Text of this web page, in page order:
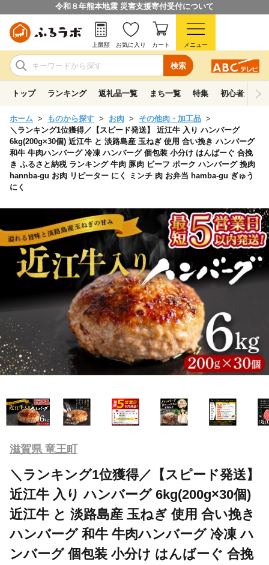
令和８年熊本地震 災害支援寄付受付について
検索
上限額 お気に入り カート メニュー
トップ ランキング 返礼品一覧 まち一覧 特集 初心者ガイド
ホーム ものから探す お肉
その他肉・加工品
＼ランキング1位獲得／【スピード発送】 近江牛 入り ハンバーグ
6kg(200g×30個) 近江牛 と 淡路島産 玉ねぎ 使用 合い挽き ハンバーグ
和牛 牛肉ハンバーグ 冷凍 ハンバーグ 個包装 小分け はんばーぐ 合挽
き ふるさと納税 ランキング 牛肉 豚肉 ビーフ ポーク ハンバーグ 挽肉
hannba-gu お肉 リピーター にく ミンチ 肉 お弁当 hamba-gu ぎゅう
にく
滋賀県 竜王町
＼ランキング1位獲得／【スピード発送】
近江牛 入り ハンバーグ 6kg(200g×30個)
近江牛 と 淡路島産 玉ねぎ 使用 合い挽き
ハンバーグ 和牛 牛肉ハンバーグ 冷凍 ハ
ンバーグ 個包装 小分け はんばーぐ 合挽